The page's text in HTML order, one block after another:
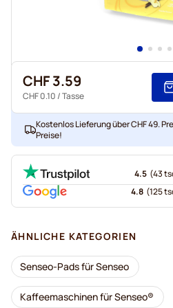
CHF 3.59
CHF 0.10 / Tasse
Kostenlos Lieferung über CHF 49.
Preise!
4.5 (43
4.8 (125
ÄHNLICHE KATEGORIEN
Senseo-Pads für Senseo
Kaffeemaschinen für Senseo®